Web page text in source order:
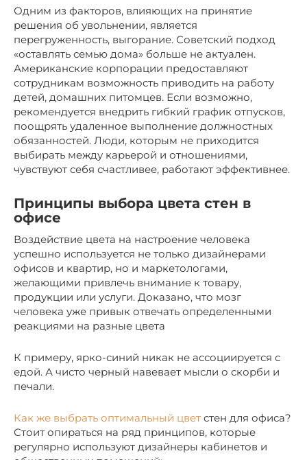
Одним из факторов, влияющих на принятие
решения об увольнении, является
перегруженность, выгорание. Советский подход
«оставлять семью дома» больше не актуален.
Американские корпорации предоставляют
сотрудникам возможность приводить на работу
детей, домашних питомцев. Если возможно,
рекомендуется внедрить гибкий график отпусков,
поощрять удаленное выполнение должностных
обязанностей. Люди, которым не приходится
выбирать между карьерой и отношениями,
чувствуют себя счастливее, работают эффективнее.
Принципы выбора цвета стен в
офисе
Воздействие цвета на настроение человека
успешно используется не только дизайнерами
офисов и квартир, но и маркетологами,
желающими привлечь внимание к товару,
продукции или услуги. Доказано, что мозг
человека уже привык отвечать определенными
реакциями на разные цвета
К примеру, ярко-синий никак не ассоциируется с
едой. А чисто черный навевает мысли о скорби и
печали.
Как же выбрать оптимальный цвет стен для офиса?
Стоит опираться на ряд принципов, которые
регулярно используют дизайнеры кабинетов и